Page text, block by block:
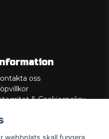
oss
& Cookiespolicy
Garanti
webbplats skall fungera